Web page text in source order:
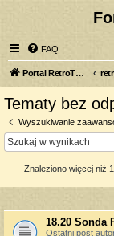
FAQ
Portal RetroTRAKTOR.pl
Tematy bez
Wyszukiwanie
Znaleziono więcej niż
18.20 Sonda
Ostatni post